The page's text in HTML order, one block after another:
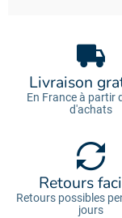
Livraison
En France à partir
d'achats
Retours
Retours possibles
jours